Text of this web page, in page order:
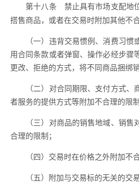
第十八条 禁止具有市场支配地
搭售商品，或者在交易时附加其他不
（一）违背交易惯例、消费习惯
用合同条款或者弹窗、操作必经步骤
更改、拒绝的方式，将不同商品捆绑
（二）对合同期限、支付方式、
者服务的提供方式等附加不合理的限制
（三）对商品的销售地域、销售
合理的限制；
（四）交易时在价格之外附加不合
（五）附加与交易标的无关的交易